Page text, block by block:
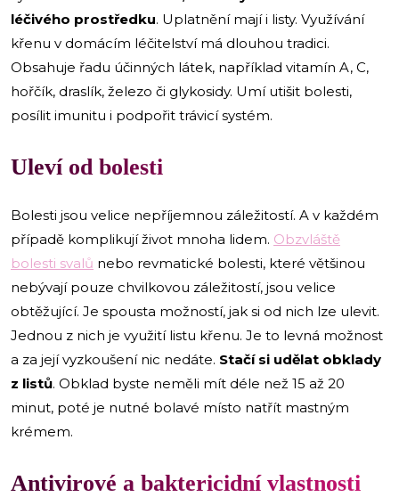
léčivého prostředku. Uplatnění mají i listy. Využívání
křenu v domácím léčitelství má dlouhou tradici.
Obsahuje řadu účinných látek, například vitamín A, C,
hořčík, draslík, železo či glykosidy. Umí utišit bolesti,
posílit imunitu i podpořit trávicí systém.
Uleví od bolesti
Bolesti jsou velice nepříjemnou záležitostí. A v každém
případě komplikují život mnoha lidem. Obzvláště
bolesti svalů nebo revmatické bolesti, které většinou
nebývají pouze chvilkovou záležitostí, jsou velice
obtěžující. Je spousta možností, jak si od nich lze ulevit.
Jednou z nich je využití listu křenu. Je to levná možnost
a za její vyzkoušení nic nedáte. Stačí si udělat obklady
z listů. Obklad byste neměli mít déle než 15 až 20
minut, poté je nutné bolavé místo natřít mastným
krémem.
Antivirové a baktericidní vlastnosti